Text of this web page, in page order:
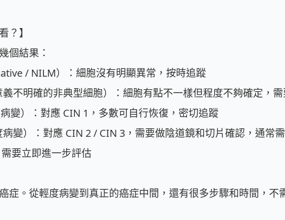
？】
個結果：
/ NILM）：細胞沒有明顯異常，按時追蹤
不明確的非典型細胞）：細胞有點不一樣但程度不夠確定，
變）：對應 CIN 1，多數可自行恢復，密切追蹤
變）：對應 CIN 2 / CIN 3，需要做陰道鏡和切片確認，通常
要立即進一步評估
症。從輕度病變到真正的癌症中間，還有很多步驟和時間，不